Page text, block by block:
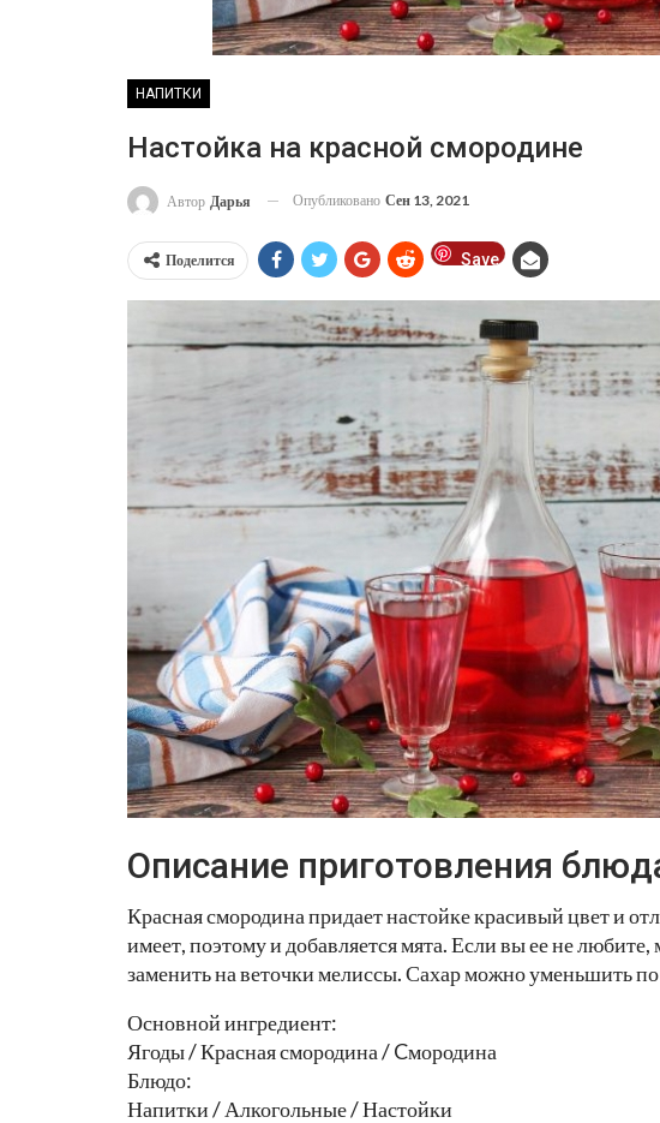
НАПИТКИ
Настойка на красной смородине
Автор Дарья Опубликовано Сен 13, 2021
Поделится Save
Описание приготовления
Красная смородина придает настойке красивый цвет и
имеет, поэтому и добавляется мята. Если вы ее не
заменить на веточки мелиссы. Сахар можно уменьшить
Основной ингредиент:
Ягоды / Красная смородина / Cмородина
Блюдо:
Напитки / Алкогольные / Настойки